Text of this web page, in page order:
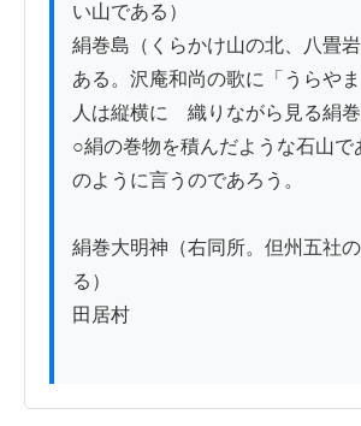
い山である）
絹巻島（くらかけ山の北、八畳
ある。沢庵和尚の歌に「うらや
人は縦横に　織りながら見る絹巻
○絹の巻物を積んだような石山で
のように言うのであろう。
絹巻大明神（右同所。但州五社
る）
田居村